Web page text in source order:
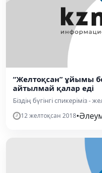
“Желтоқсан” ұйымы
айтылмай қалар еді
Біздің бүгінгі спикеріміз -
12 желтоқсан 2018•